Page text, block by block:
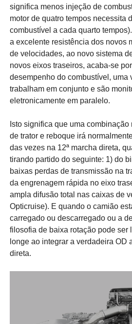
significa menos injeção de
motor de quatro tempos necessita
combustível a cada quarto
a excelente resistência dos novos
de velocidades, ao novo sistema
novos eixos traseiros, acaba-se
desempenho do combustível, uma
trabalham em conjunto e são
eletronicamente em paralelo.
Isto significa que uma
de trator e reboque irá
das vezes na 12ª marcha direta,
tirando partido do seguinte: 1) do
baixas perdas de transmissão na
da engrenagem rápida no eixo
ampla difusão total nas caixas de
Opticruise). E quando o camião
carregado ou descarregado ou a
filosofia de baixa rotação pode ser
longe ao integrar a verdadeira OD
direta.